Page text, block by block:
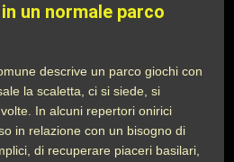
un normale parco
descrive un parco giochi con
la scaletta, ci si siede, si
In alcuni repertori onirici
in relazione con un bisogno di
di recuperare piaceri basilari,